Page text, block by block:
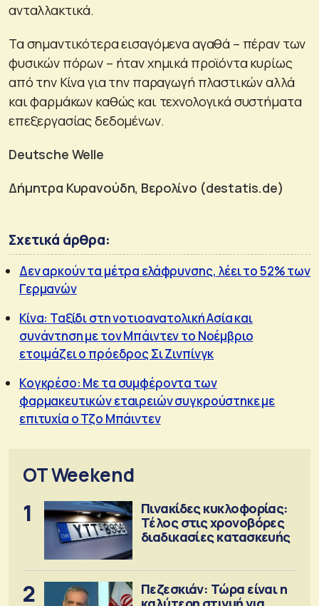
ανταλλακτικά.
Τα σημαντικότερα εισαγόμενα αγαθά – πέραν των
φυσικών πόρων – ήταν χημικά προϊόντα κυρίως
από την Κίνα για την παραγωγή πλαστικών αλλά
και φαρμάκων καθώς και τεχνολογικά συστήματα
επεξεργασίας δεδομένων.
Deutsche Welle
Δήμητρα Κυρανούδη, Βερολίνο (destatis.de)
Σχετικά άρθρα:
Δεν αρκούν τα μέτρα ελάφρυνσης, λέει το 52% των
Γερμανών
Κίνα: Ταξίδι στη νοτιοανατολική Ασία και
συνάντηση με τον Μπάιντεν το Νοέμβριο
ετοιμάζει ο πρόεδρος Σι Ζινπίνγκ
Κογκρέσο: Με τα συμφέροντα των
φαρμακευτικών εταιρειών συγκρούστηκε με
επιτυχία ο Τζο Μπάιντεν
OT Weekend
1
Πινακίδες κυκλοφορίας:
Τέλος στις χρονοβόρες
διαδικασίες κατασκευής
2
Πεζεσκιάν: Τώρα είναι η